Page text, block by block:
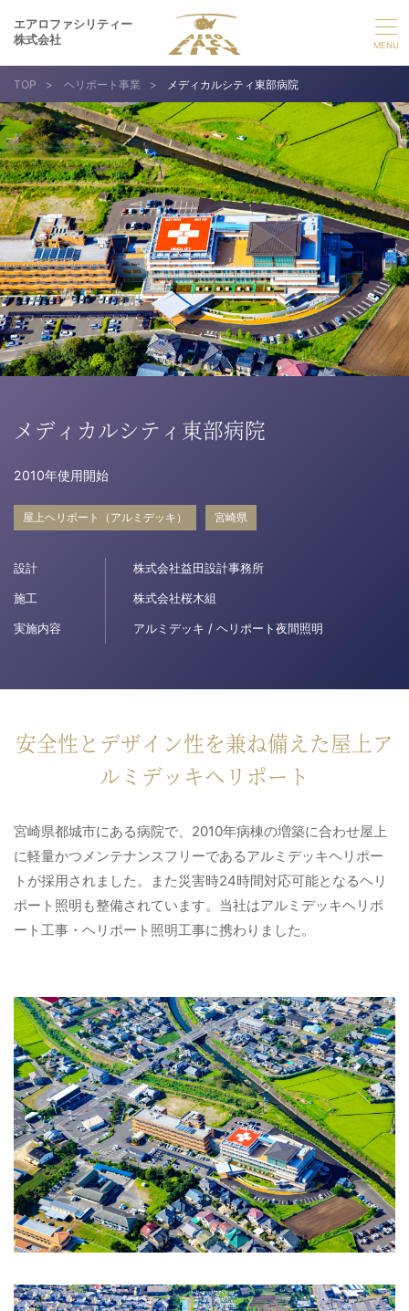
エアロファシリティー
株式会社
選ばれる理由
事業紹介
実績紹介
企業情報
採用情報
お問い合わせ
自治体関係者の方
設計及び建築関係者の方
English
TOP > ヘリポート事業 > メディカルシティ東部病院
メディカルシティ東部病院
2010年使用開始
屋上ヘリポート（アルミデッキ） 宮崎県
設計 株式会社益田設計事務所
施工 株式会社桜木組
実施内容 アルミデッキ / ヘリポート夜間照明
安全性とデザイン性を兼ね備えた屋上ア
ルミデッキヘリポート
宮崎県都城市にある病院で、2010年病棟の増築に合わせ屋上
に軽量かつメンテナンスフリーであるアルミデッキヘリポー
トが採用されました。また災害時24時間対応可能となるヘリ
ポート照明も整備されています。当社はアルミデッキヘリポ
ート工事・ヘリポート照明工事に携わりました。